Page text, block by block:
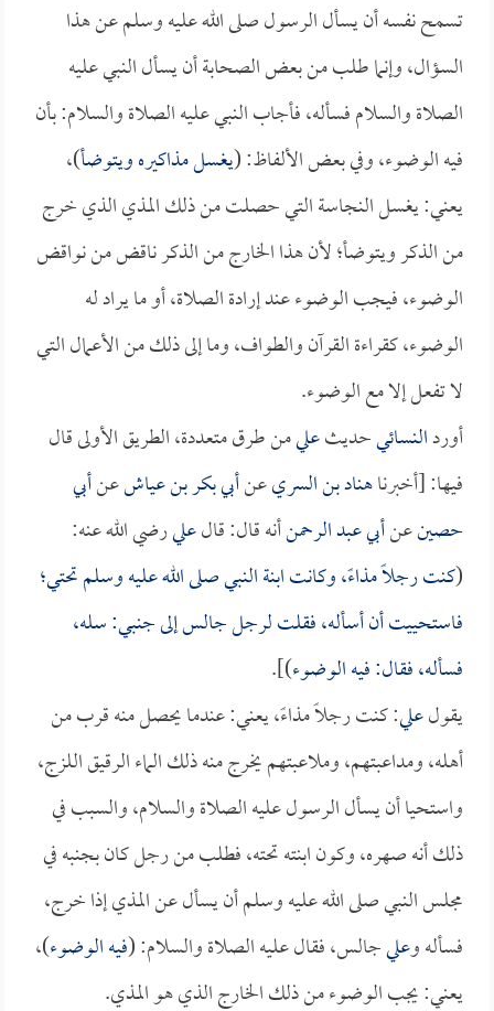
تسمح نفسه أن يسأل الرسول صلى الله عليه وسلم عن هذا
السؤال، وإنما طلب من بعض الصحابة أن يسأل النبي عليه
الصلاة والسلام فسأله، فأجاب النبي عليه الصلاة والسلام: بأن
فيه الوضوء، وفي بعض الألفاظ: (يغسل مذاكيره ويتوضأ)،
يعني: يغسل النجاسة التي حصلت من ذلك المذي الذي خرج
من الذكر ويتوضأ؛ لأن هذا الخارج من الذكر ناقض من نواقض
الوضوء، فيجب الوضوء عند إرادة الصلاة، أو ما يراد له
الوضوء، كقراءة القرآن والطواف، وما إلى ذلك من الأعمال التي
لا تفعل إلا مع الوضوء.
أوردالنسائيحديثعليمن طرق متعددة، الطريق الأولى قال
فيها: [أخبرناهناد بن السريعنأبي بكر بن عياشعنأبي
حصينعنأبي عبد الرحمنأنه قال: قالعليرضي الله عنه:
(كنت رجلاً مذاءً، وكانت ابنة النبي صلى الله عليه وسلم تحتي؛
فاستحييت أن أسأله، فقلت لرجل جالس إلى جنبي: سله،
فسأله، فقال: فيه الوضوء)].
يقولعلي: كنت رجلاً مذاءً، يعني: عندما يحصل منه قرب من
أهله، ومداعبتهم، وملاعبتهم يخرج منه ذلك الماء الرقيق اللزج،
واستحيا أن يسأل الرسول عليه الصلاة والسلام، والسبب في
ذلك أنه صهره، وكون ابنته تحته، فطلب من رجل كان بجنبه في
مجلس النبي صلى الله عليه وسلم أن يسأل عن المذي إذا خرج،
فسأله وعليجالس، فقال عليه الصلاة والسلام: (فيه الوضوء)،
يعني: يجب الوضوء من ذلك الخارج الذي هو المذي.